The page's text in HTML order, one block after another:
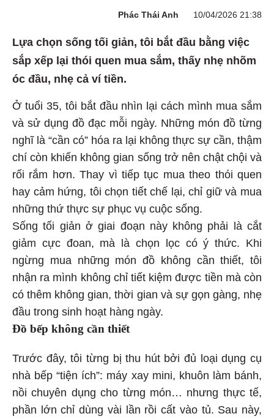
Phác Thái Anh 10/04/2026 21:38
Lựa chọn sống tối giản, tôi bắt đầu bằng việc
sắp xếp lại thói quen mua sắm, thấy nhẹ nhõm
óc đầu, nhẹ cả ví tiền.
Ở tuổi 35, tôi bắt đầu nhìn lại cách mình mua sắm
và sử dụng đồ đạc mỗi ngày. Những món đồ từng
nghĩ là “cần có” hóa ra lại không thực sự cần, thậm
chí còn khiến không gian sống trở nên chật chội và
rối rắm hơn. Thay vì tiếp tục mua theo thói quen
hay cảm hứng, tôi chọn tiết chế lại, chỉ giữ và mua
những thứ thực sự phục vụ cuộc sống.
Sống tối giản ở giai đoạn này không phải là cắt
giảm cực đoan, mà là chọn lọc có ý thức. Khi
ngừng mua những món đồ không cần thiết, tôi
nhận ra mình không chỉ tiết kiệm được tiền mà còn
có thêm không gian, thời gian và sự gọn gàng, nhẹ
đầu trong sinh hoạt hàng ngày.
Đồ bếp không cần thiết
Trước đây, tôi từng bị thu hút bởi đủ loại dụng cụ
nhà bếp “tiện ích”: máy xay mini, khuôn làm bánh,
nồi chuyên dụng cho từng món… nhưng thực tế,
phần lớn chỉ dùng vài lần rồi cất vào tủ. Sau này,